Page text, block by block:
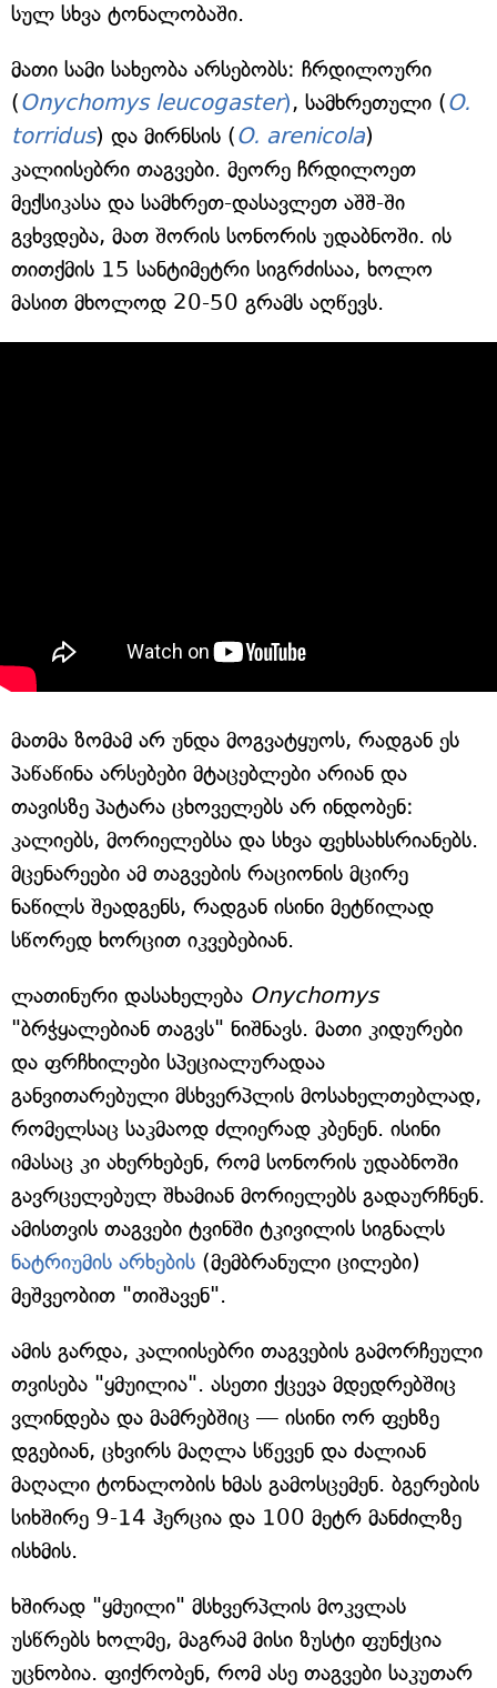
სულ სხვა ტონალობაში.
მათი სამი სახეობა არსებობს: ჩრდილოური
(Onychomys leucogaster), სამხრეთული (O.
torridus) და მირნსის (O. arenicola)
კალიისებრი თაგვები. მეორე ჩრდილოეთ
მექსიკასა და სამხრეთ-დასავლეთ აშშ-ში
გვხვდება, მათ შორის სონორის უდაბნოში. ის
თითქმის 15 სანტიმეტრი სიგრძისაა, ხოლო
მასით მხოლოდ 20-50 გრამს აღწევს.
მათმა ზომამ არ უნდა მოგვატყუოს, რადგან ეს
პაწაწინა არსებები მტაცებლები არიან და
თავისზე პატარა ცხოველებს არ ინდობენ:
კალიებს, მორიელებსა და სხვა ფეხსახსრიანებს.
მცენარეები ამ თაგვების რაციონის მცირე
ნაწილს შეადგენს, რადგან ისინი მეტწილად
სწორედ ხორცით იკვებებიან.
ლათინური დასახელება Onychomys
"ბრჭყალებიან თაგვს" ნიშნავს. მათი კიდურები
და ფრჩხილები სპეციალურადაა
განვითარებული მსხვერპლის მოსახელთებლად,
რომელსაც საკმაოდ ძლიერად კბენენ. ისინი
იმასაც კი ახერხებენ, რომ სონორის უდაბნოში
გავრცელებულ შხამიან მორიელებს გადაურჩნენ.
ამისთვის თაგვები ტვინში ტკივილის სიგნალს
ნატრიუმის არხების (მემბრანული ცილები)
მეშვეობით "თიშავენ".
ამის გარდა, კალიისებრი თაგვების გამორჩეული
თვისება "ყმუილია". ასეთი ქცევა მდედრებშიც
ვლინდება და მამრებშიც — ისინი ორ ფეხზე
დგებიან, ცხვირს მაღლა სწევენ და ძალიან
მაღალი ტონალობის ხმას გამოსცემენ. ბგერების
სიხშირე 9-14 ჰერცია და 100 მეტრ მანძილზე
ისხმის.
ხშირად "ყმუილი" მსხვერპლის მოკვლას
უსწრებს ხოლმე, მაგრამ მისი ზუსტი ფუნქცია
უცნობია. ფიქრობენ, რომ ასე თაგვები საკუთარ